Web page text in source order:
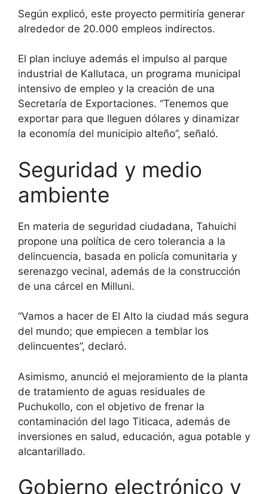
Según explicó, este proyecto permitiría generar
alrededor de 20.000 empleos indirectos.
El plan incluye además el impulso al parque
industrial de Kallutaca, un programa municipal
intensivo de empleo y la creación de una
Secretaría de Exportaciones. “Tenemos que
exportar para que lleguen dólares y dinamizar
la economía del municipio alteño”, señaló.
Seguridad y medio
ambiente
En materia de seguridad ciudadana, Tahuichi
propone una política de cero tolerancia a la
delincuencia, basada en policía comunitaria y
serenazgo vecinal, además de la construcción
de una cárcel en Milluni.
“Vamos a hacer de El Alto la ciudad más segura
del mundo; que empiecen a temblar los
delincuentes”, declaró.
Asimismo, anunció el mejoramiento de la planta
de tratamiento de aguas residuales de
Puchukollo, con el objetivo de frenar la
contaminación del lago Titicaca, además de
inversiones en salud, educación, agua potable y
alcantarillado.
Gobierno electrónico y